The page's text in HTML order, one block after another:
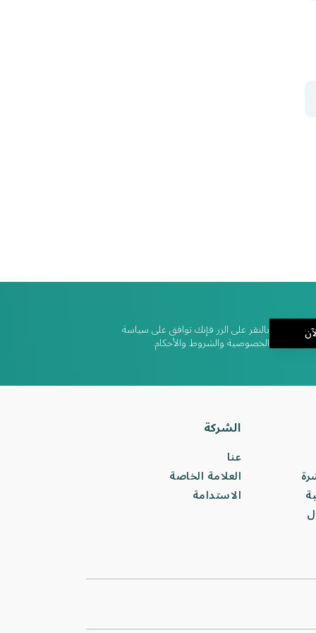
بالنقر على الزر فإنك توافق على سياسة
الخصوصية والشروط والأحكام.
الشركة
عنا
العلامة الخاصة
الاستدامة